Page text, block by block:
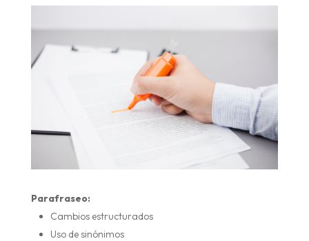
Parafraseo:
Cambios estructurados
Uso de sinónimos